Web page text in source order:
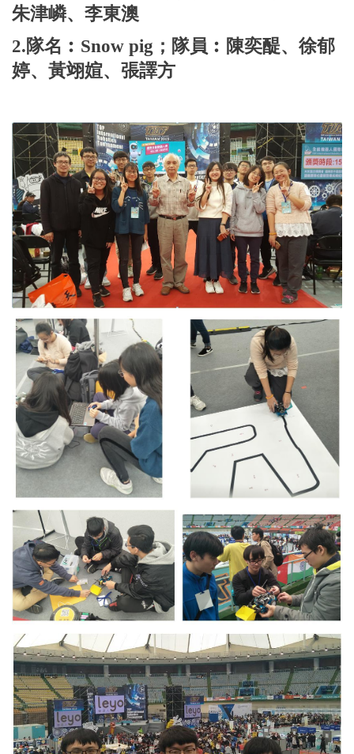
朱津嶙、李東澳
2.隊名︰Snow pig；隊員︰陳奕醍、徐郁
婷、黃翊媗、張譯方